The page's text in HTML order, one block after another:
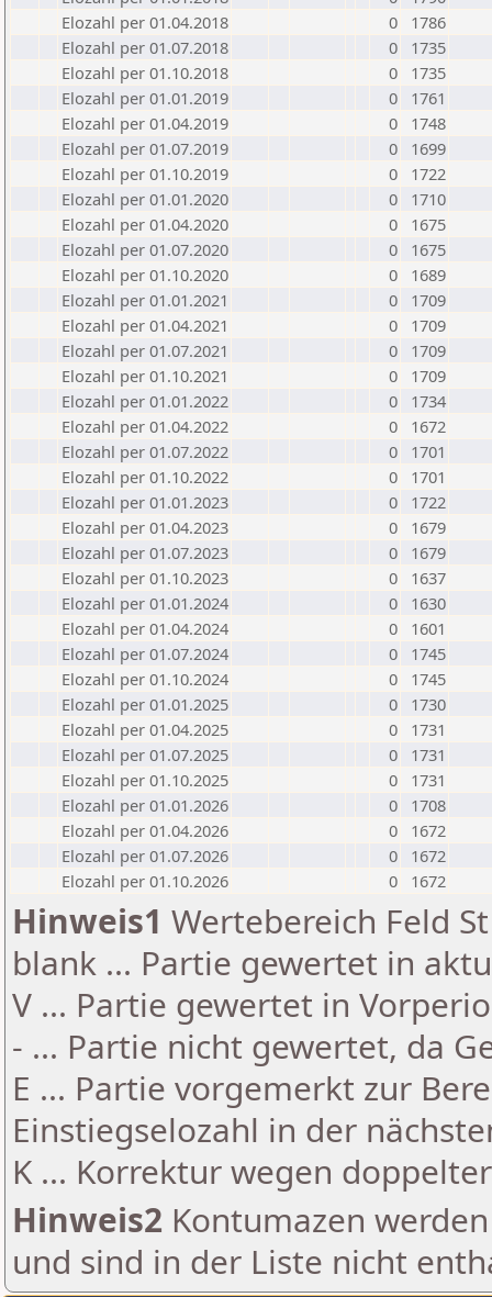
Elozahl per 01.04.2018
0
1786
Elozahl per 01.07.2018
0
1735
Elozahl per 01.10.2018
0
1735
Elozahl per 01.01.2019
0
1761
Elozahl per 01.04.2019
0
1748
Elozahl per 01.07.2019
0
1699
Elozahl per 01.10.2019
0
1722
Elozahl per 01.01.2020
0
1710
Elozahl per 01.04.2020
0
1675
Elozahl per 01.07.2020
0
1675
Elozahl per 01.10.2020
0
1689
Elozahl per 01.01.2021
0
1709
Elozahl per 01.04.2021
0
1709
Elozahl per 01.07.2021
0
1709
Elozahl per 01.10.2021
0
1709
Elozahl per 01.01.2022
0
1734
Elozahl per 01.04.2022
0
1672
Elozahl per 01.07.2022
0
1701
Elozahl per 01.10.2022
0
1701
Elozahl per 01.01.2023
0
1722
Elozahl per 01.04.2023
0
1679
Elozahl per 01.07.2023
0
1679
Elozahl per 01.10.2023
0
1637
Elozahl per 01.01.2024
0
1630
Elozahl per 01.04.2024
0
1601
Elozahl per 01.07.2024
0
1745
Elozahl per 01.10.2024
0
1745
Elozahl per 01.01.2025
0
1730
Elozahl per 01.04.2025
0
1731
Elozahl per 01.07.2025
0
1731
Elozahl per 01.10.2025
0
1731
Elozahl per 01.01.2026
0
1708
Elozahl per 01.04.2026
0
1672
Elozahl per 01.07.2026
0
1672
Elozahl per 01.10.2026
0 1672
Hinweis1 Wertebereich Feld
blank ... Partie gewertet in
V ... Partie gewertet in
- ... Partie nicht gewertet, da
E ... Partie vorgemerkt zur
Einstiegselozahl in der
K ... Korrektur wegen
Hinweis2 Kontumazen
und sind in der Liste nicht